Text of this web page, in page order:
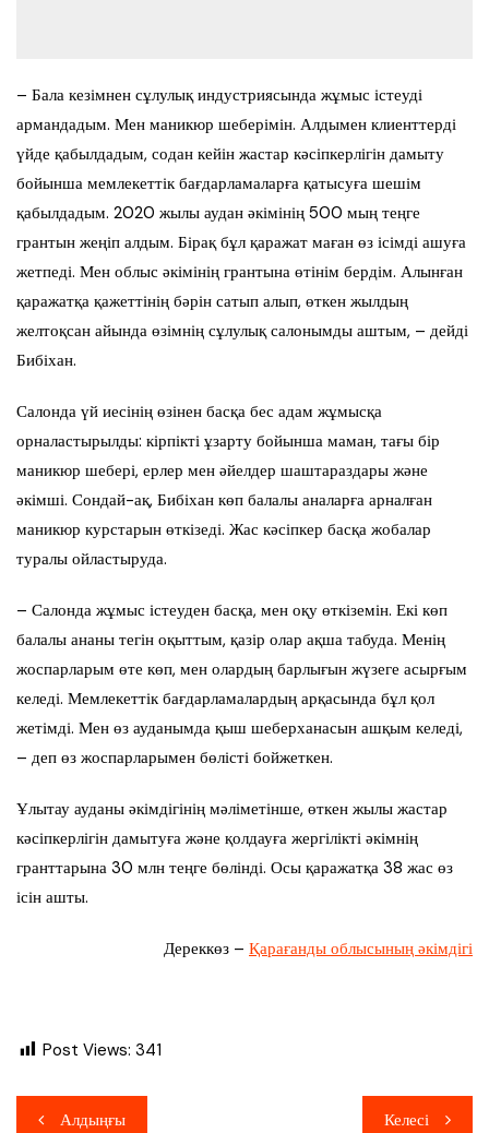
– Бала кезімнен сұлулық индустриясында жұмыс істеуді
армандадым. Мен маникюр шеберімін. Алдымен клиенттерді
үйде қабылдадым, содан кейін жастар кәсіпкерлігін дамыту
бойынша мемлекеттік бағдарламаларға қатысуға шешім
қабылдадым. 2020 жылы аудан әкімінің 500 мың теңге
грантын жеңіп алдым. Бірақ бұл қаражат маған өз ісімді ашуға
жетпеді. Мен облыс әкімінің грантына өтінім бердім. Алынған
қаражатқа қажеттінің бәрін сатып алып, өткен жылдың
желтоқсан айында өзімнің сұлулық салонымды аштым, – дейді
Бибіхан.
Салонда үй иесінің өзінен басқа бес адам жұмысқа
орналастырылды: кірпікті ұзарту бойынша маман, тағы бір
маникюр шебері, ерлер мен әйелдер шаштараздары және
әкімші. Сондай-ақ, Бибіхан көп балалы аналарға арналған
маникюр курстарын өткізеді. Жас кәсіпкер басқа жобалар
туралы ойластыруда.
– Салонда жұмыс істеуден басқа, мен оқу өткіземін. Екі көп
балалы ананы тегін оқыттым, қазір олар ақша табуда. Менің
жоспарларым өте көп, мен олардың барлығын жүзеге асырғым
келеді. Мемлекеттік бағдарламалардың арқасында бұл қол
жетімді. Мен өз ауданымда қыш шеберханасын ашқым келеді,
– деп өз жоспарларымен бөлісті бойжеткен.
Ұлытау ауданы әкімдігінің мәліметінше, өткен жылы жастар
кәсіпкерлігін дамытуға және қолдауға жергілікті әкімнің
гранттарына 30 млн теңге бөлінді. Осы қаражатқа 38 жас өз
ісін ашты.
Дереккөз – Қарағанды облысының әкімдігі
Post Views: 341
Навигация
Алдыңғы Келесі